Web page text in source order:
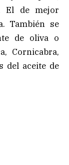
El de mejor
También se
de oliva o
Cornicabra,
del aceite de